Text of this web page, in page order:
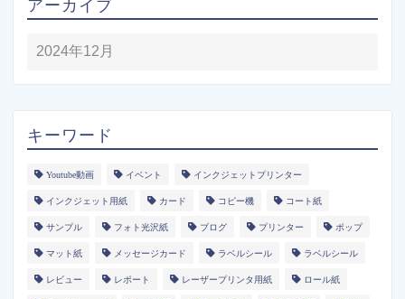
アーカイブ
キーワード
Youtube動画 イベント インクジェットプリンター
インクジェット用紙 カード コピー機 コート紙
サンプル フォト光沢紙 ブログ プリンター ポップ
マット紙 メッセージカード ラベルシール ラベルシール
レビュー レポート レーザープリンタ用紙 ロール紙